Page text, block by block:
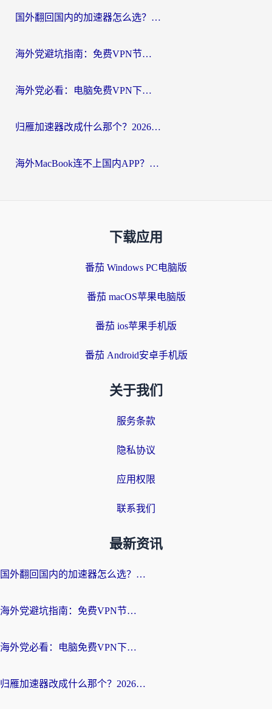
国外翻回国内的加速器怎么选？海外党亲测实用指南，告别地域限制
海外党避坑指南：免费VPN节点真的靠谱吗？教你选对回国加速器无缝访问国内资源
海外党必看：电脑免费VPN下载指南+回国加速器选择全攻略，告别地区限制
归雁加速器改成什么那个？2026海外党回国加速全攻略：告别地区限制，轻松刷剧玩游戏
海外MacBook连不上国内APP？选对回国VPN，告别地区限制的烦恼
下载应用
番茄 Windows PC电脑版
番茄 macOS苹果电脑版
番茄 ios苹果手机版
番茄 Android安卓手机版
关于我们
服务条款
隐私协议
应用权限
联系我们
最新资讯
国外翻回国内的加速器怎么选？海外党亲测实用指南，告别地域限制
海外党避坑指南：免费VPN节点真的靠谱吗？教你选对回国加速器无缝访问国内资源
海外党必看：电脑免费VPN下载指南+回国加速器选择全攻略，告别地区限制
归雁加速器改成什么那个？2026海外党回国加速全攻略：告别地区限制，轻松刷剧玩游戏